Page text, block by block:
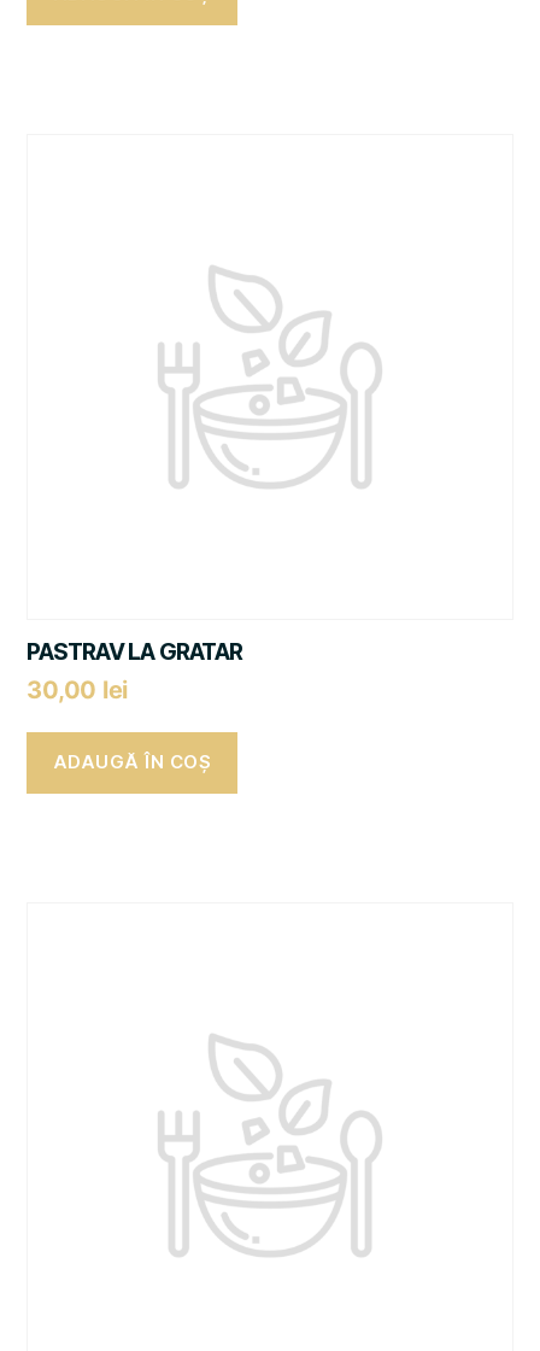
PASTRAV LA GRATAR
30,00 lei
ADAUGĂ ÎN COȘ